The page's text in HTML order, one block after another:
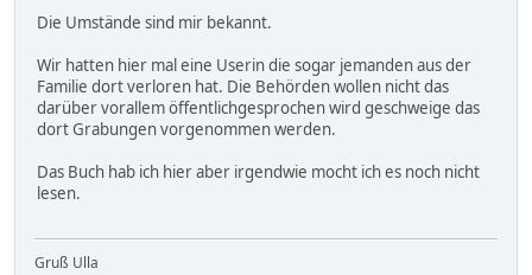
Die Umstände sind mir bekannt.
Wir hatten hier mal eine Userin die sogar jemanden aus der
Familie dort verloren hat. Die Behörden wollen nicht das
darüber vorallem öffentlichgesprochen wird geschweige das
dort Grabungen vorgenommen werden.
Das Buch hab ich hier aber irgendwie mocht ich es noch nicht
lesen.
Gruß Ulla